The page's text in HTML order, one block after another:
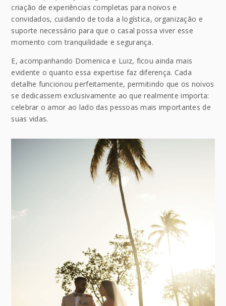
criação de experiências completas para noivos e
convidados, cuidando de toda a logística, organização e
suporte necessário para que o casal possa viver esse
momento com tranquilidade e segurança.
E, acompanhando Domenica e Luiz, ficou ainda mais
evidente o quanto essa expertise faz diferença. Cada
detalhe funcionou perfeitamente, permitindo que os noivos
se dedicassem exclusivamente ao que realmente importa:
celebrar o amor ao lado das pessoas mais importantes de
suas vidas.